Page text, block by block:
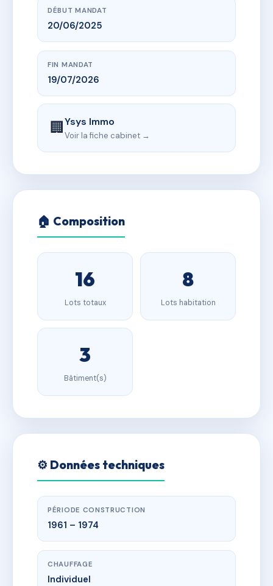
DÉBUT MANDAT
20/06/2025
FIN MANDAT
19/07/2026
🏢Ysys Immo
Voir la fiche cabinet →
🏠 Composition
16
Lots totaux
8
Lots habitation
3
Bâtiment(s)
⚙️ Données techniques
PÉRIODE CONSTRUCTION
1961 – 1974
CHAUFFAGE
Individuel